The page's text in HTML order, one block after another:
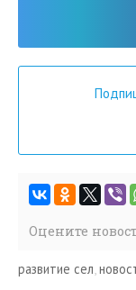
Оцените
развитие сел,